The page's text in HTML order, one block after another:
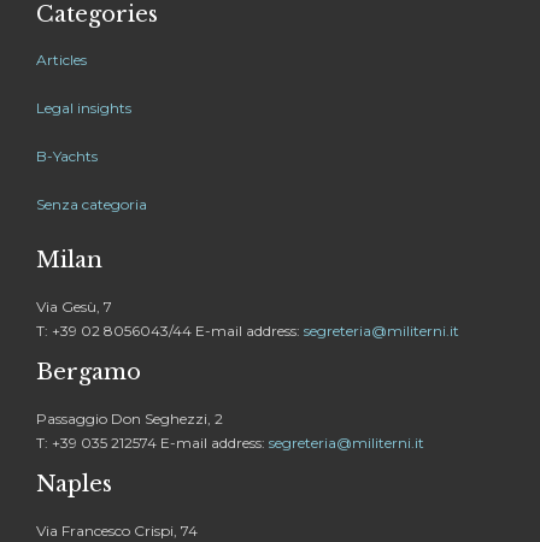
Categories
Articles
Legal insights
B-Yachts
Senza categoria
Milan
Via Gesù, 7
T: +39 02 8056043/44 E-mail address: segreteria@militerni.it
Bergamo
Passaggio Don Seghezzi, 2
T: +39 035 212574 E-mail address: segreteria@militerni.it
Naples
Via Francesco Crispi, 74